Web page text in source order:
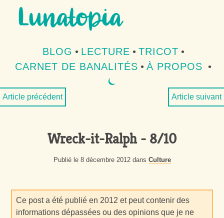
Aller au contenu
Aller au menu
BLOG • LECTURE • TRICOT •
CARNET DE BANALITÉS • À PROPOS •
⏾
MODE SOMBRE
Article précédent Article suivant
Wreck-it-Ralph - 8/10
Publié le 8 décembre 2012 dans Culture
Ce post a été publié en 2012 et peut contenir des
informations dépassées ou des opinions que je ne